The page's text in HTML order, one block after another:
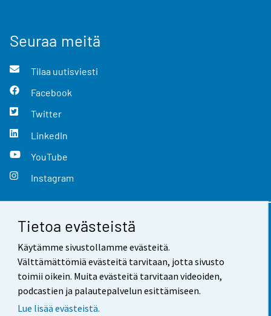
Tietoa evästeistä
Käytämme sivustollamme evästeitä.
Välttämättömiä evästeitä tarvitaan, jotta sivusto
toimii oikein. Muita evästeitä tarvitaan videoiden,
podcastien ja palautepalvelun esittämiseen.
Lue lisää evästeistä.
Seuraa meitä
Tilaa uutisviesti
Facebook
Twitter
LinkedIn
YouTube
Instagram
Yhteystiedot
Palaute
Käyttöehdot